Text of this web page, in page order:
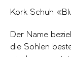
Kork Schuh
Der Name
die Sohlen